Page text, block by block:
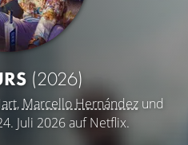
(2026)
, Marcello Hernándezund
Juli 2026 auf Netflix.